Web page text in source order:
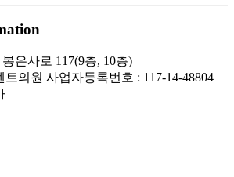
은사로 117(9층, 10층)
트의원 사업자등록번호 : 117-14-48804